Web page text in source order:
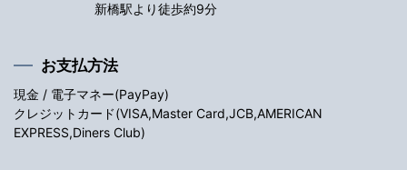
新橋駅より徒歩約9分
お支払方法
現金 / 電子マネー(PayPay)
クレジットカード(VISA,Master Card,JCB,AMERICAN
EXPRESS,Diners Club)